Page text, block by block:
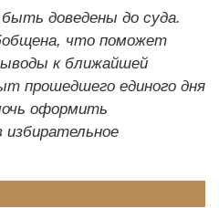
доведены до суда.
что поможет
к ближайшей
прошедшего единого дня
оформить
избирательное